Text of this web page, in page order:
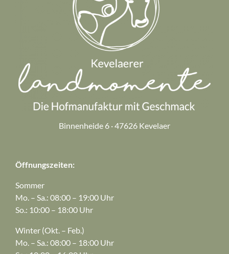
Binnenheide 6 · 47626 Kevelaer
Öffnungszeiten:
Sommer
Mo. – Sa.: 08:00 – 19:00 Uhr
So.: 10:00 – 18:00 Uhr
Winter (Okt. – Feb.)
Mo. – Sa.: 08:00 – 18:00 Uhr